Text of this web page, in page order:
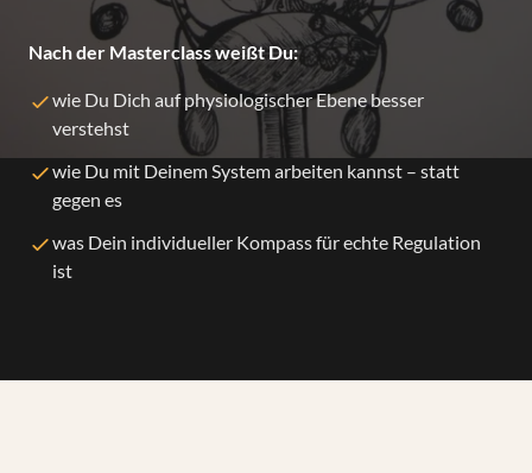
Nach der Masterclass weißt Du:
wie Du Dich auf physiologischer Ebene besser
verstehst
wie Du mit Deinem System arbeiten kannst – statt
gegen es
was Dein individueller Kompass für echte Regulation
ist